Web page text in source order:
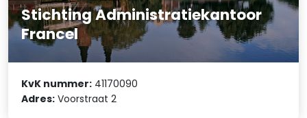
Stichting Administratiekantoor
Francel
KvK nummer: 41170090
Adres: Voorstraat 2